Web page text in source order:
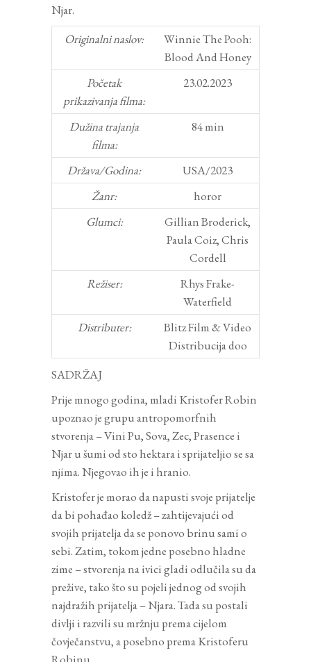
Njar.
Originalni naslov:
Winnie The Pooh:
Blood And Honey
Početak
prikazivanja filma:
23.02.2023
Dužina trajanja
filma:
84 min
Država/Godina:
USA/2023
Žanr:
horor
Glumci:
Gillian Broderick,
Paula Coiz, Chris
Cordell
Režiser:
Rhys Frake-
Waterfield
Distributer:
Blitz Film & Video
Distribucija doo
SADRŽAJ
Prije mnogo godina, mladi Kristofer Robin
upoznao je grupu antropomorfnih
stvorenja – Vini Pu, Sova, Zec, Prasence i
Njar u šumi od sto hektara i sprijateljio se sa
njima. Njegovao ih je i hranio.
Kristofer je morao da napusti svoje prijatelje
da bi pohađao koledž – zahtijevajući od
svojih prijatelja da se ponovo brinu sami o
sebi. Zatim, tokom jedne posebno hladne
zime – stvorenja na ivici gladi odlučila su da
prežive, tako što su pojeli jednog od svojih
najdražih prijatelja – Njara. Tada su postali
divlji i razvili su mržnju prema cijelom
čovječanstvu, a posebno prema Kristoferu